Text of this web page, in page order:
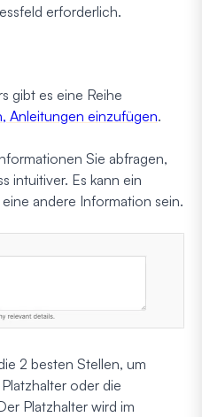
erforderlich.
gibt es eine Reihe
Anleitungen einzufügen.
Sie abfragen,
intuitiver. Es kann ein
andere Information sein.
2 besten Stellen, um
oder die
Platzhalter wird im